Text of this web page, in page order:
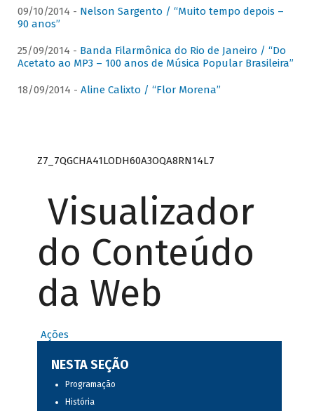
09/10/2014 - Nelson Sargento / “Muito tempo depois –
90 anos”
25/09/2014 - Banda Filarmônica do Rio de Janeiro / “Do
Acetato ao MP3 – 100 anos de Música Popular Brasileira”
18/09/2014 - Aline Calixto / “Flor Morena”
Z7_7QGCHA41LODH60A3OQA8RN14L7
Visualizador
do Conteúdo
da Web
Ações
NESTA SEÇÃO
Programação
História